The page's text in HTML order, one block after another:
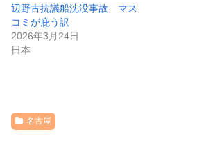
辺野古抗議船沈没事故 マス
コミが庇う訳
2026年3月24日
日本
名古屋